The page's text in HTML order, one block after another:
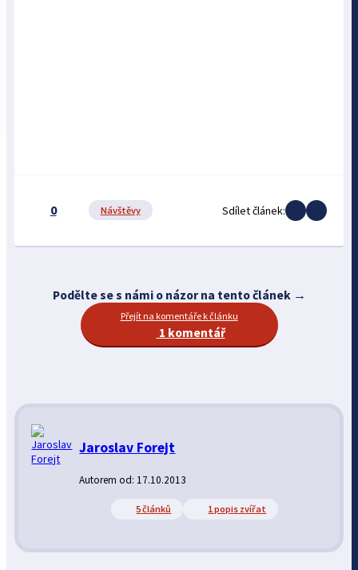
0 Návštěvy Sdílet článek:
Podělte se s námi o názor na tento článek →
Přejít na komentáře k článku
1 komentář
Jaroslav Forejt
Autorem od: 17.10.2013
5 článků 1 popis zvířat